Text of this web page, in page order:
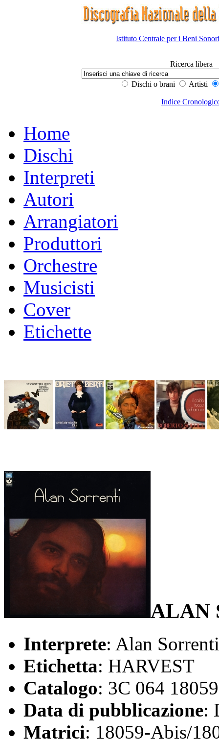
Istituto Centrale per i Beni
Ricerca libera
Dischi o brani Artisti
Indice
Home
Dischi
Interpreti
Autori
Arrangiatori
Produttori
Orchestre
Musicisti
Cover
Etichette
ALAN
Interprete: Alan Sorrenti
Etichetta: HARVEST
Catalogo: 3C 064 18059
Data di pubblicazione:
Matrici: 18059-Abis/